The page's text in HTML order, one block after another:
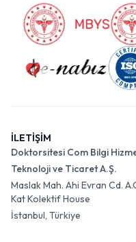
İLETİŞİM
Doktorsitesi Com Bilgi
Teknoloji ve Ticaret A.Ş.
Maslak Mah. Ahi Evran Cd.
Kat Kolektif House
İstanbul, Türkiye